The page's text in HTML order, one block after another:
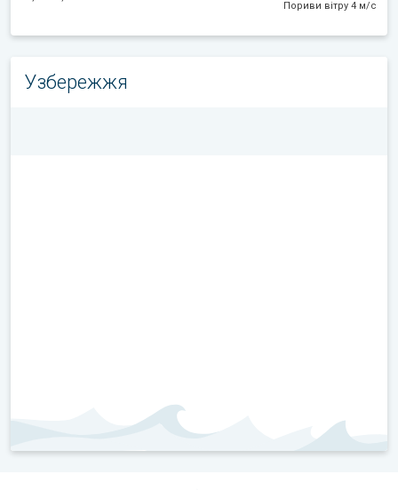
Пориви вітру 4 м/с
Узбережжя